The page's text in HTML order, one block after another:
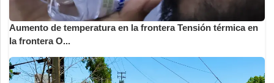
Aumento de temperatura en la frontera Tensión térmica en
la frontera O...